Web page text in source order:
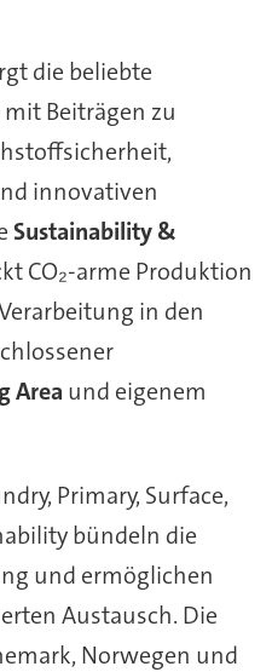
die beliebte
mit Beiträgen zu
innovativen
Sustainability &
CO₂-arme Produktion
in den
Area und eigenem
Primary, Surface,
bündeln die
und ermöglichen
Austausch. Die
Norwegen und